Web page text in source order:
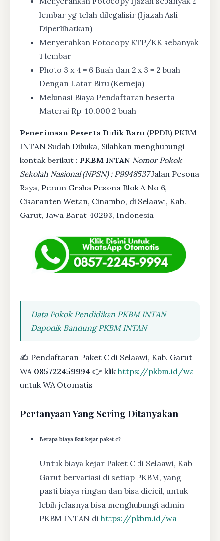
lembar yg telah dilegalisir (Ijazah Asli
Diperlihatkan)
Menyerahkan Fotocopy KTP/KK sebanyak
1 lembar
Photo 3 x 4 = 6 Buah dan 2 x 3 = 2 buah
Dengan Latar Biru (Kemeja)
Melunasi Biaya Pendaftaran beserta
Materai Rp. 10.000 2 buah
Penerimaan Peserta Didik Baru (PPDB) PKBM
INTAN Sudah Dibuka, Silahkan menghubungi
kontak berikut : PKBM INTAN Nomor Pokok
Sekolah Nasional (NPSN) : P9948537Jalan Pesona
Raya, Perum Graha Pesona Blok A No 6,
Cisaranten Wetan, Cinambo, di Selaawi, Kab.
Garut, Jawa Barat 40293, Indonesia
Data Pokok Pendidikan PKBM INTAN
Dapodik Bandung PKBM INTAN
✍ Pendaftaran Paket C di Selaawi, Kab. Garut
WA 085722459994 👉 klikhttps://pkbm.id/wa
untuk WA Otomatis
Pertanyaan Yang Sering Ditanyakan
Berapa biaya ikut kejar paket c?
Untuk biaya kejar Paket C di Selaawi, Kab.
Garut bervariasi di setiap PKBM, yang
pasti biaya ringan dan bisa dicicil, untuk
lebih jelasnya bisa menghubungi admin
PKBM INTAN di https://pkbm.id/wa